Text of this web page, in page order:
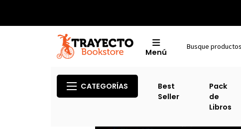
Menú
CATEGORÍAS
Best
Seller
Pack
de
Libros